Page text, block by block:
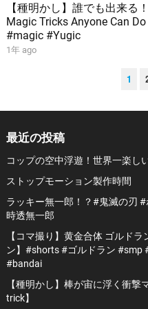
【種明かし】誰でも出来る
Magic Tricks Anyone Can
#magic #Yugic
1年 ago
の
ペ
ジ
送
り
1
最近の投稿
コップの空中浮遊！世界一楽し
ストップモーション製作時間
ラッキー無一郎！？#鬼滅の刃
時透無一郎
【コマ撮り】黄金合体 ゴルド
ン】#shorts #ゴルドラン #smp
#bandai
【種明かし】棒が宙に浮く衝
trick】